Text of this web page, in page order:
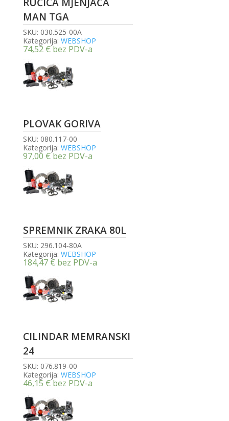
RUČICA MJENJAČA
MAN TGA
SKU: 030.525-00A
Kategorija: WEBSHOP
74,52 €bez PDV-a
PLOVAK GORIVA
SKU: 080.117-00
Kategorija: WEBSHOP
97,00 €bez PDV-a
SPREMNIK ZRAKA 80L
SKU: 296.104-80A
Kategorija: WEBSHOP
184,47 € bez PDV-a
CILINDAR MEMRANSKI
24
SKU: 076.819-00
Kategorija: WEBSHOP
46,15 €bez PDV-a